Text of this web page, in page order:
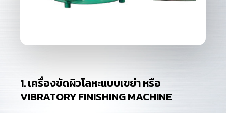
1. เครื่องขัดผิวโลหะแบบเขย่า หรือ
VIBRATORY FINISHING MACHINE